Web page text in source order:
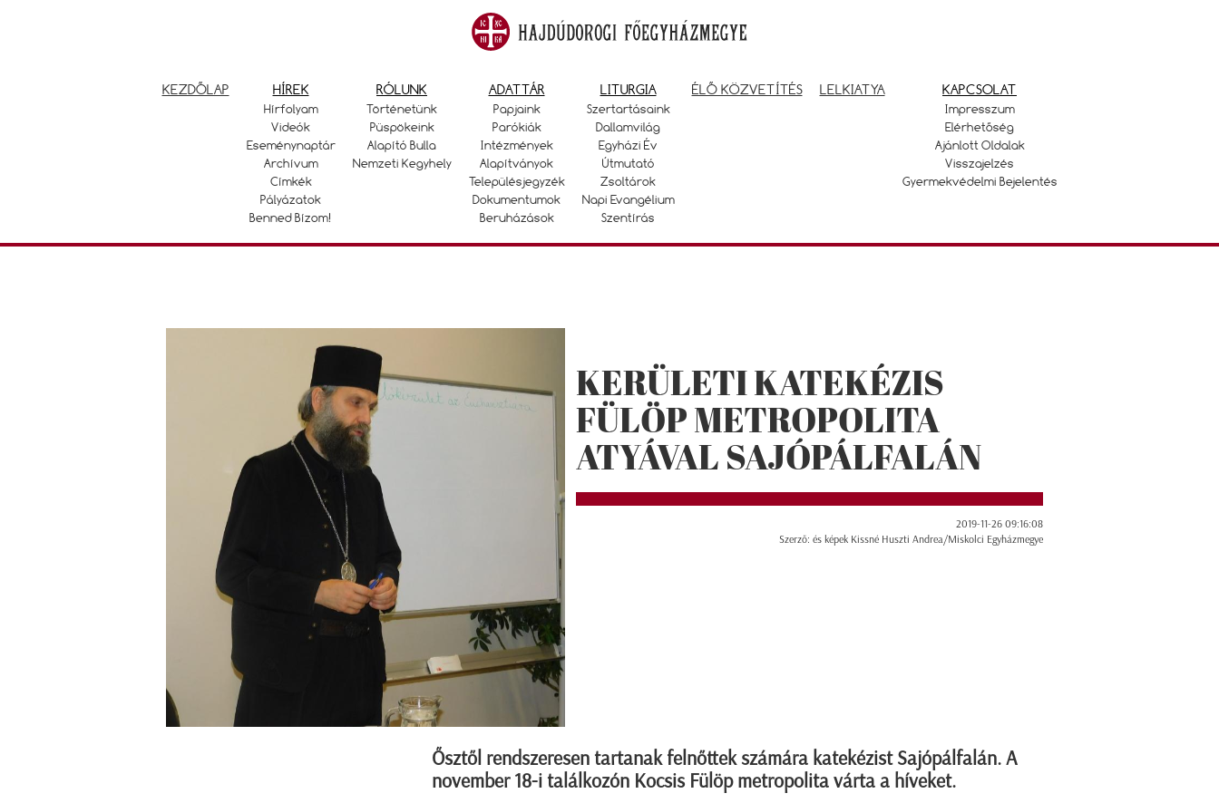
KEZDŐLAP HÍREK
Hírfolyam
Videók
Eseménynaptár
Archívum
Címkék
Pályázatok
Benned Bízom!
RÓLUNK
Történetünk
Püspökeink
Alapító Bulla
Nemzeti Kegyhely
ADATTÁR
Papjaink
Parókiák
Intézmények
Alapítványok
Településjegyzék
Dokumentumok
Beruházások
LITURGIA
Szertartásaink
Dallamvilág
Egyházi Év
Útmutató
Zsoltárok
Napi Evangélium
Szentírás
ÉLŐ KÖZVETÍTÉS LELKIATYA KAPCSOLAT
Impresszum
Elérhetőség
Ajánlott Oldalak
Visszajelzés
Gyermekvédelmi Bejelentés
KERÜLETI KATEKÉZIS
FÜLÖP METROPOLITA
ATYÁVAL SAJÓPÁLFALÁN
2019-11-26 09:16:08
Szerző: és képek Kissné Huszti Andrea/Miskolci Egyházmegye
Ősztől rendszeresen tartanak felnőttek számára katekézist Sajópálfalán. A
november 18-i találkozón Kocsis Fülöp metropolita várta a híveket.